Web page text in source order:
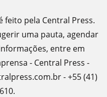
feito pela Central Press.
uma pauta, agendar
entre em
- Central Press -
- +55 (41)